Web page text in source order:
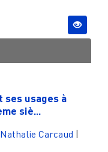
usages à
siè...
Nathalie Carcaud